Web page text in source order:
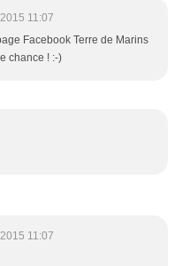
11:07
Facebook Terre de Marins
chance ! :-)
11:07